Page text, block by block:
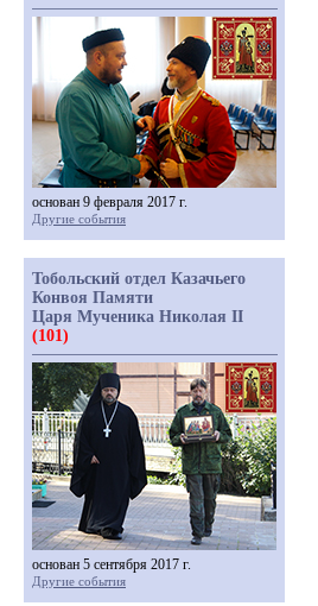
основан 9 февраля 2017 г.
Другие события
Тобольский отдел Казачьего
Конвоя Памяти
Царя Мученика Николая II
(101)
основан 5 сентября 2017 г.
Другие события